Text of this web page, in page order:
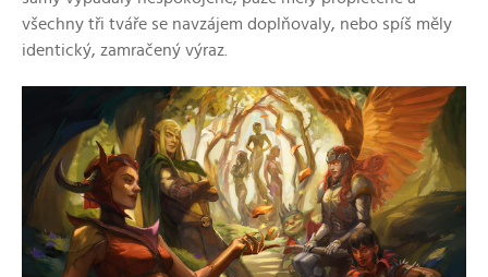
všechny tři tváře se navzájem doplňovaly, nebo spíš měly
identický, zamračený výraz.